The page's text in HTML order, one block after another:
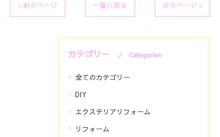
< 前のページ 一覧に戻る 次のページ >
カテゴリー Categories
全てのカテゴリー
DIY
エクステリアリフォーム
リフォーム